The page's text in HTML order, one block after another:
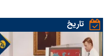
تاریخ